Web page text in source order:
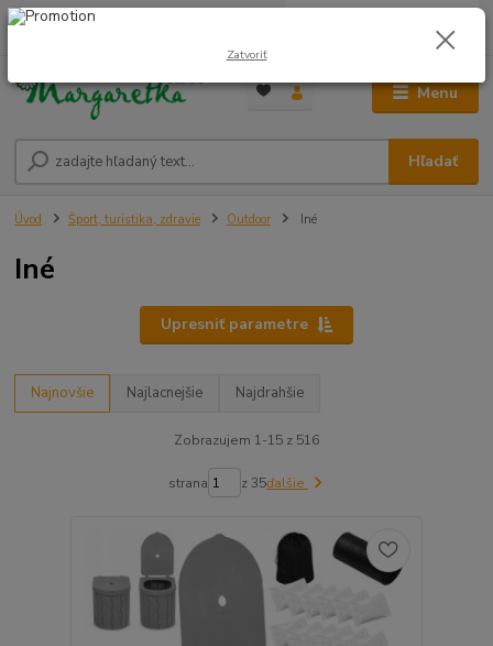
Menu
Hľadať
0948 236 042
0,00 €
Úvod Šport, turistika, zdravie Outdoor Iné
Iné
Upresniť parametre
Najnovšie Najlacnejšie Najdrahšie
Zobrazujem 1-15 z 516
strana z 35ďalšie
Zatvoriť